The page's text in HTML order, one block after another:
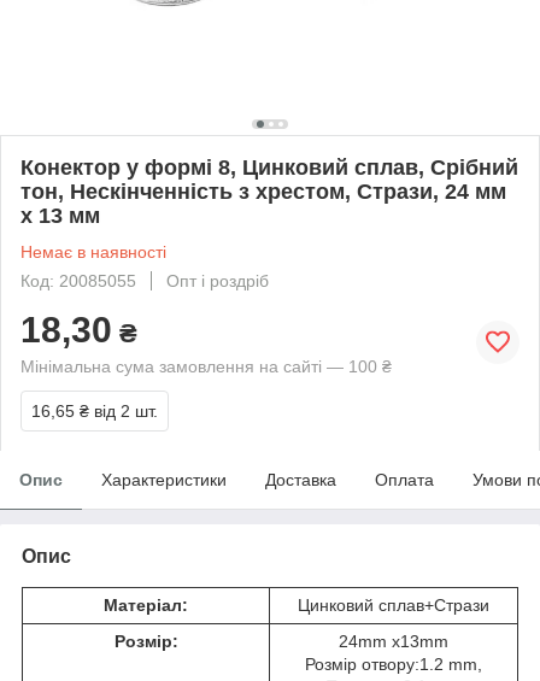
Конектор у формі 8, Цинковий сплав, Срібний
тон, Нескінченність з хрестом, Стрази, 24 мм
x 13 мм
Немає в наявності
Код: 20085055
Опт і роздріб
18,30 ₴
Мінімальна сума замовлення на сайті — 100 ₴
16,65 ₴ від 2 шт.
Опис Характеристики Доставка Оплата Умови
Опис
Матеріал:
Цинковий сплав+Стрази
Розмір:
24mm x13mm
Розмір отвору:1.2 mm,